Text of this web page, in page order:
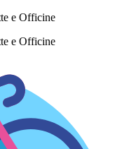
e Officine
e Officine